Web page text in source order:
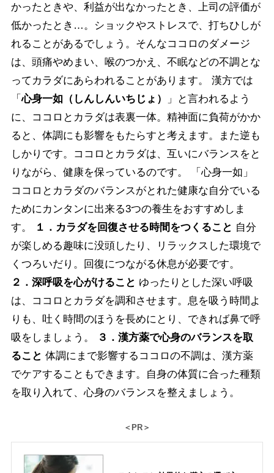
かったときや、利益が出なかったとき、上司の評価が
低かったとき…。ショックやストレスで、打ちひしが
れることがあるでしょう。そんなココロのダメージ
は、頭痛やめまい、喉のつかえ、不眠などの不調とな
ってカラダにあらわれることがあります。 漢方では
「心身一如（しんしんいちじょ）
」と言われるよう
に、ココロとカラダは表裏一体。精神面に負荷がかか
ると、体調にも影響をもたらすと考えます。また逆も
しかりです。ココロとカラダは、互いにバランスをと
りながら、健康を保っているのです。 「心身一如」
ココロとカラダのバランスがとれた健康な自分でいる
ためにカンタンに出来る3つの養生をおすすめしま
す。
１．カラダを回復させる時間をつくること 自分
が楽しめる趣味に没頭したり、リラックスした環境で
くつろいだり。回復につながる休息が必要です。
２．深呼吸を心がけること ゆったりとした深い呼吸
は、ココロとカラダを調和させます。息を吸う時間よ
りも、吐く時間のほうを長めにとり、できれば鼻で呼
吸をしましょう。
３．漢方薬で心身のバランスを取
ること 体調にまで影響するココロの不調は、漢方薬
でケアすることもできます。自身の体質に合った種類
を取り入れて、心身のバランスを整えましょう。
＜PR＞